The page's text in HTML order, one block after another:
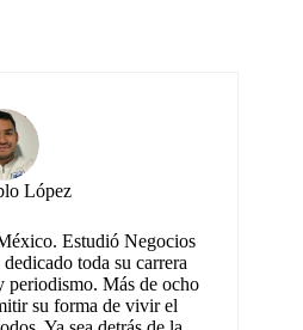
López
Estudió Negocios
toda su carrera
periodismo. Más de ocho
su forma de vivir el